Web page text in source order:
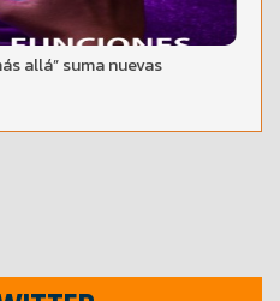
allá” suma nuevas